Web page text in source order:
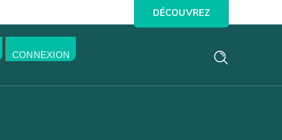
DÉCOUVREZ
CONNEXION